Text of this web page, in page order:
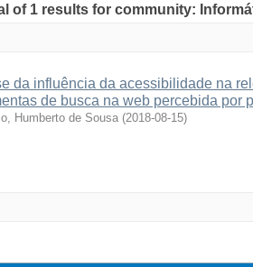
of 1 results for community:
da influência da acessibilidade na
de busca na web percebida por
Humberto de Sousa (2018-08-15)